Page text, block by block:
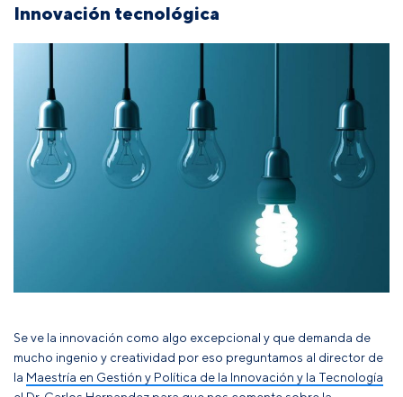
Innovación tecnológica
Se ve la innovación como algo excepcional y que demanda de
mucho ingenio y creatividad por eso preguntamos al director de
la Maestría en Gestión y Política de la Innovación y la Tecnología